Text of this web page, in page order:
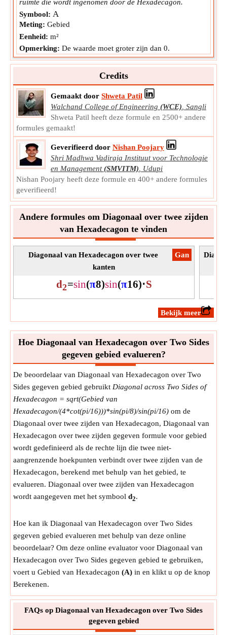
ruimte die wordt ingenomen door de Hexadecagon.
Symbool: A
Meting: Gebied
Eenheid: m²
Opmerking: De waarde moet groter zijn dan 0.
Credits
Gemaakt door Shweta Patil
Walchand College of Engineering (WCE) Sangli
Shweta Patil heeft deze formule en 2500+ andere
formules gemaakt!
Geverifieerd door Nishan Poojary
Shri Madhwa Vadiraja Instituut voor Technologie
en Management (SMVITM)
Udupi
Nishan Poojary heeft deze formule en 400+ andere formules
geverifieerd!
Andere formules om Diagonaal over twee zijden
van Hexadecagon te vinden
​Gan
Diagonaal van Hexadecagon over twee
kanten
d2=sin(π8)sin(π16)⋅S
​Bekijk meer
Hoe Diagonaal van Hexadecagon over Two Sides
gegeven gebied evalueren?
De beoordelaar van Diagonaal van Hexadecagon over Two
Sides gegeven gebied gebruikt Diagonal across Two Sides of
Hexadecagon = sqrt(Gebied van
Hexadecagon/(4*cot(pi/16)))*sin(pi/8)/sin(pi/16) om de
Diagonaal over twee zijden van Hexadecagon, Diagonaal van
Hexadecagon over twee zijden gegeven formule voor gebied
wordt gedefinieerd als de rechte lijn die twee niet-
aangrenzende hoekpunten verbindt over twee zijden van de
Hexadecagon, berekend met behulp van het gebied, te
evalueren. Diagonaal over twee zijden van Hexadecagon
wordt aangegeven met het symbool d2.
Hoe kan ik Diagonaal van Hexadecagon over Two Sides
gegeven gebied evalueren met behulp van deze online
beoordelaar? Om deze online evaluator voor Diagonaal van
Hexadecagon over Two Sides gegeven gebied te gebruiken,
voert u Gebied van Hexadecagon (A) in en klikt u op de knop
Berekenen.
FAQs op Diagonaal van Hexadecagon over Two Sides
gegeven gebied